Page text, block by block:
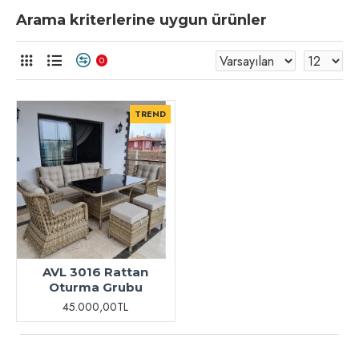
Arama kriterlerine uygun ürünler
0
TREND
AVL 3016 Rattan
Oturma Grubu
45.000,00TL